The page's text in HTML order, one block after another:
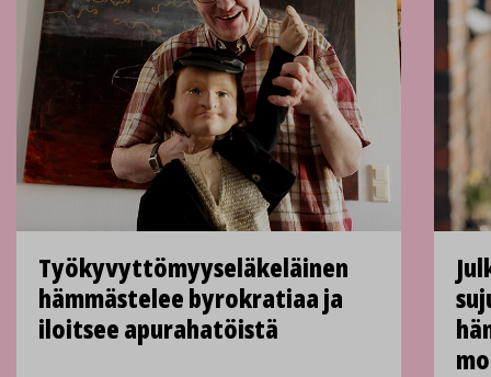
Työkyvyttömyys­eläkeläinen
hämmästelee byrokratiaa ja
iloitsee apuraha­töistä